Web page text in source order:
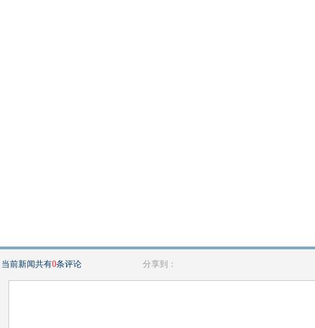
当前新闻共有0条评论 分享到：